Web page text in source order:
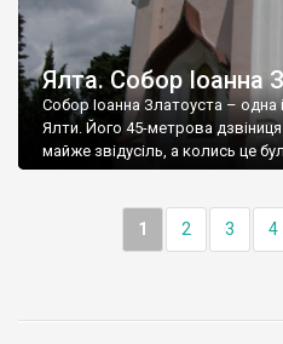
Ялта. Собор Іоанна
Собор Іоанна Златоуста –
Ялти. Його 45-метрова дзвіниця
майже звідусіль, а колись це
1 2 3 4